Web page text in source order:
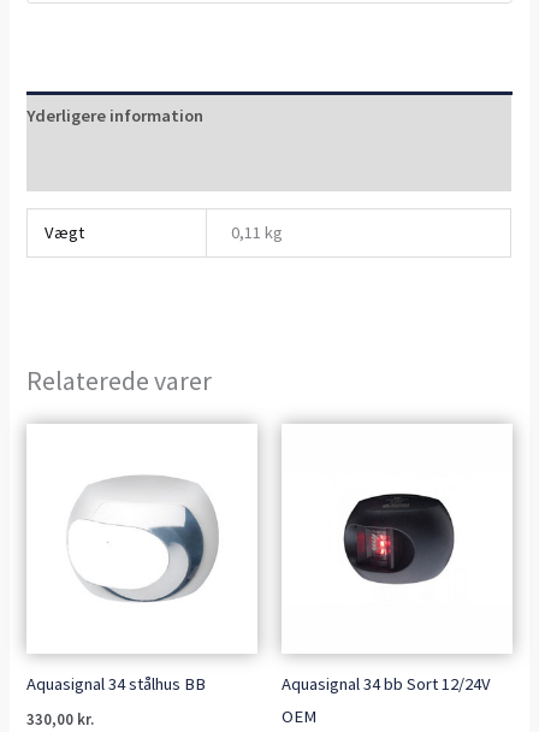
Yderligere information
Vægt 0,11 kg
Relaterede varer
Aquasignal 34 stålhus BB
330,00 kr.
Aquasignal 34 bb Sort 12/24V
OEM